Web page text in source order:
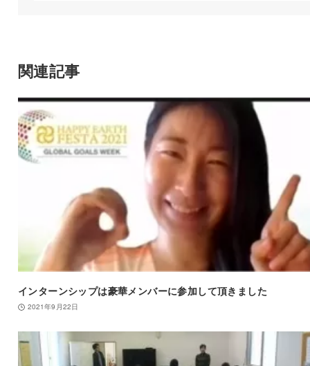
関連記事
インターンシップは豪華メンバーに参加して頂きました
2021年9月22日